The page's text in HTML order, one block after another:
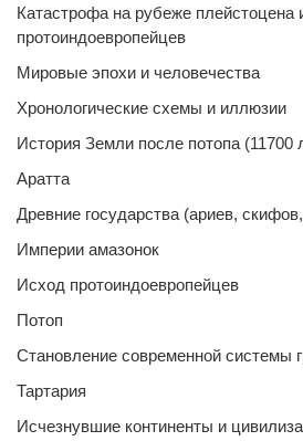
Катастрофа на рубеже плейстоцена
протоиндоевропейцев
Мировые эпохи и человечества
Хронологические схемы и иллюзии
История Земли после потопа (11700
Аратта
Древние государства (ариев,
Империи амазонок
Исход протоиндоевропейцев
Потоп
Становление современной системы
Тартария
Исчезнувшие континенты и